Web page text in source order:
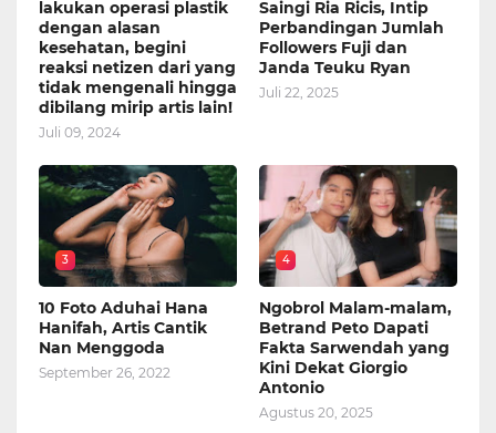
lakukan operasi plastik
dengan alasan
kesehatan, begini
reaksi netizen dari yang
tidak mengenali hingga
dibilang mirip artis lain!
Juli 09, 2024
Saingi Ria Ricis, Intip
Perbandingan Jumlah
Followers Fuji dan
Janda Teuku Ryan
Juli 22, 2025
3
10 Foto Aduhai Hana
Hanifah, Artis Cantik
Nan Menggoda
September 26, 2022
4
Ngobrol Malam-malam,
Betrand Peto Dapati
Fakta Sarwendah yang
Kini Dekat Giorgio
Antonio
Agustus 20, 2025